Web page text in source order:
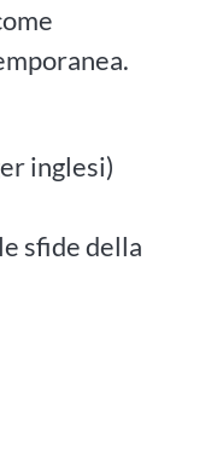
inglesi)
sfide della